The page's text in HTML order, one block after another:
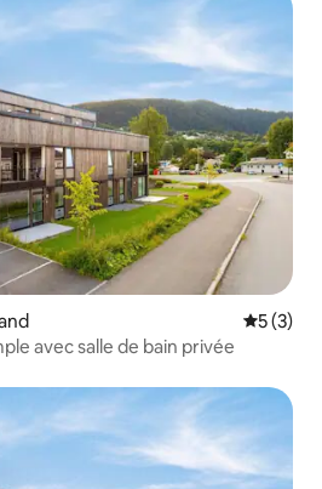
Note
5 (3)
avec salle de bain privée